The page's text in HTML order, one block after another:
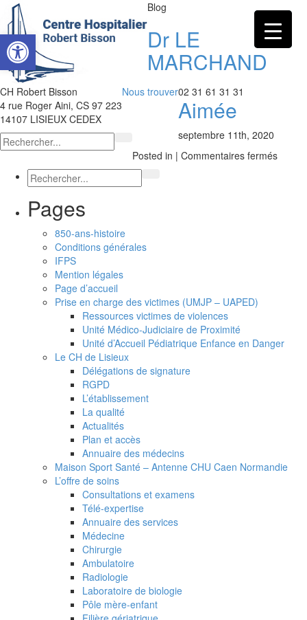
Ouvrir la barre d’outils
CH Robert Bisson
4 rue Roger Aini, CS 97 223
14107 LISIEUX CEDEX
Nous trouver02 31 61 31 31
Blog
Dr LE
MARCHAND
Aimée
septembre 11th, 2020
Posted in | Commentaires ferméssur
Pages
850-ans-histoire
Conditions générales
IFPS
Mention légales
Page d’accueil
Prise en charge des victimes (UMJP – UAPED)
Ressources victimes de violences
Unité Médico-Judiciaire de Proximité
Unité d’Accueil Pédiatrique Enfance en Danger
Le CH de Lisieux
Délégations de signature
RGPD
L’établissement
La qualité
Actualités
Plan et accès
Annuaire des médecins
Maison Sport Santé – Antenne CHU Caen Normandie
L’offre de soins
Consultations et examens
Télé-expertise
Annuaire des services
Médecine
Chirurgie
Ambulatoire
Radiologie
Laboratoire de biologie
Pôle mère-enfant